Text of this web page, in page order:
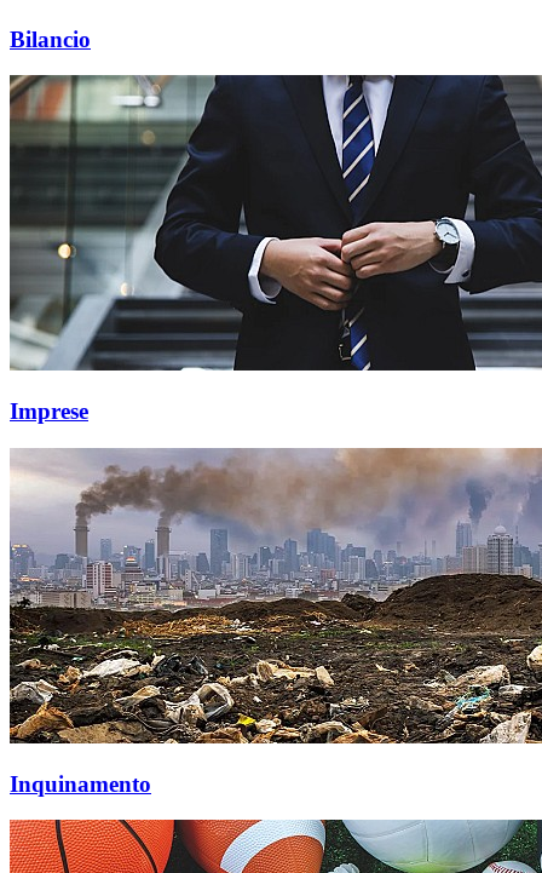
Bilancio
Imprese
Inquinamento